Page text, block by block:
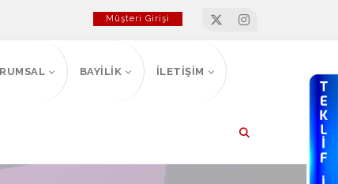
Müşteri Girişi
BAYİLİK İLETİŞİM